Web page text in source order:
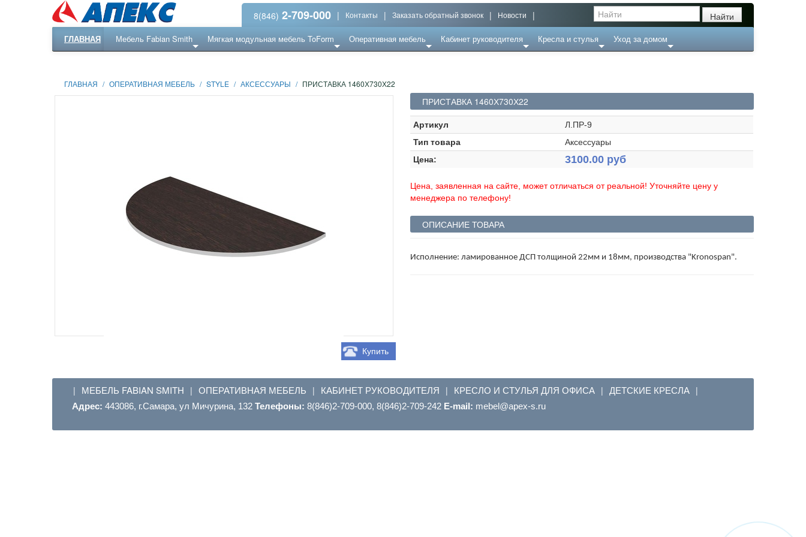
8(846) 2-709-000 | Контакты | Заказать обратный звонок | Новости |
ГЛАВНАЯ Мебель Fabian Smith Мягкая модульная мебель ToForm Оперативная мебель Кабинет руководителя Кресла и стулья Уход за домом
ГЛАВНАЯ / ОПЕРАТИВНАЯ МЕБЕЛЬ / STYLE / АКСЕССУАРЫ / ПРИСТАВКА 1460Х730Х22
Купить
ПРИСТАВКА 1460Х730Х22
Артикул
Л.ПР-9
Тип товара
Аксессуары
Цена:
3100.00 руб
Цена, заявленная на сайте, может отличаться от реальной! Уточняйте цену у
менеджера по телефону!
ОПИСАНИЕ ТОВАРА
Исполнение: ламированное ДСП толщиной 22мм и 18мм, производства "Kronospan".
| МЕБЕЛЬ FABIAN SMITH | ОПЕРАТИВНАЯ МЕБЕЛЬ | КАБИНЕТ РУКОВОДИТЕЛЯ | КРЕСЛО И СТУЛЬЯ ДЛЯ ОФИСА | ДЕТСКИЕ КРЕСЛА |
Адрес: 443086, г.Самара, ул Мичурина, 132 Телефоны: 8(846)2-709-000, 8(846)2-709-242 E-mail: ur.s-xepa@lebem